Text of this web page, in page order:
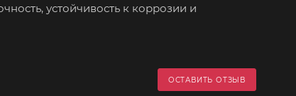
устойчивость к коррозии и
ОСТАВИТЬ ОТЗЫВ